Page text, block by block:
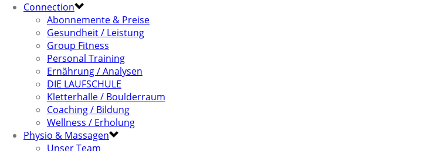
Connection
Abonnemente & Preise
Gesundheit / Leistung
Group Fitness
Personal Training
Ernährung / Analysen
DIE LAUFSCHULE
Kletterhalle / Boulderraum
Coaching / Bildung
Wellness / Erholung
Physio & Massagen
Unser Team